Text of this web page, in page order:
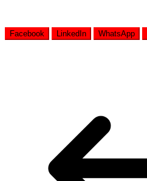
Facebook LinkedIn WhatsApp